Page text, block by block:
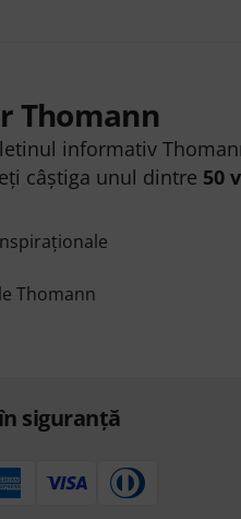
Thomann
informativ
câștiga unul dintre 50
Thomann
siguranță